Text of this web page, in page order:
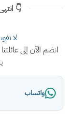
👇
لا
انضم الآن إلى
واتساب